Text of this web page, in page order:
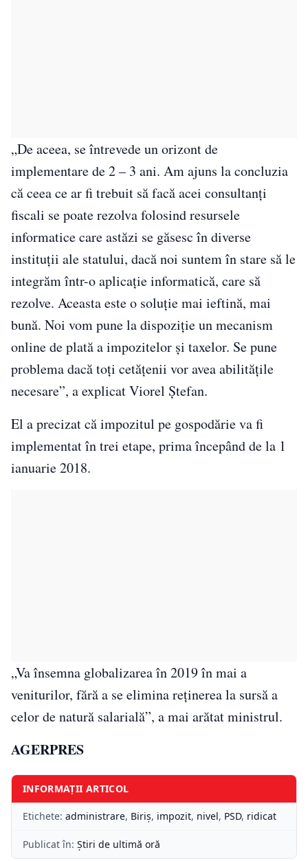
„De aceea, se întrevede un orizont de
implementare de 2 – 3 ani. Am ajuns la concluzia
că ceea ce ar fi trebuit să facă acei consultanţi
fiscali se poate rezolva folosind resursele
informatice care astăzi se găsesc în diverse
instituţii ale statului, dacă noi suntem în stare să le
integrăm într-o aplicaţie informatică, care să
rezolve. Aceasta este o soluţie mai ieftină, mai
bună. Noi vom pune la dispoziţie un mecanism
online de plată a impozitelor şi taxelor. Se pune
problema dacă toţi cetăţenii vor avea abilităţile
necesare”, a explicat Viorel Ştefan.
El a precizat că impozitul pe gospodărie va fi
implementat în trei etape, prima începând de la 1
ianuarie 2018.
„Va însemna globalizarea în 2019 în mai a
veniturilor, fără a se elimina reţinerea la sursă a
celor de natură salarială”, a mai arătat ministrul.
AGERPRES
INFORMAȚII ARTICOL
Etichete: administrare, Biriş, impozit, nivel, PSD, ridicat
Publicat în: Știri de ultimă oră